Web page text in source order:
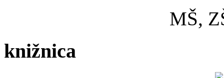
MŠ,
knižnica